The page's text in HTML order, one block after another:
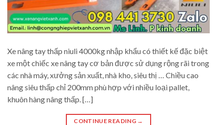
Xe nâng tay thấp niuli 4000kg nhập khẩu có thiết kế đặc biệt
xe một chiếc xe nâng tay cơ bản được sử dụng rộng rãi trong
các nhà máy, xưởng sản xuất, nhà kho, siêu thị … Chiều cao
nâng siêu thấp chỉ 200mm phù hợp với nhiều loại pallet,
khuôn hàng nâng thấp. […]
CONTINUE READING →